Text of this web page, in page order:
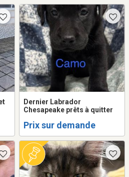
Dernier Labrador
Chesapeake prêts à quitter
Prix sur demande